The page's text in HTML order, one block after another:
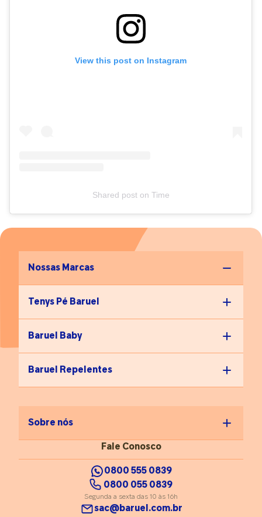
View this post on Instagram
Shared poston Time
Nossas Marcas
Tenys Pé Baruel
Baruel Baby
Baruel Repelentes
Sobre nós
Fale Conosco
0800 555 0839
0800 055 0839
Segunda a sexta das 10 às 16h
sac@baruel.com.br